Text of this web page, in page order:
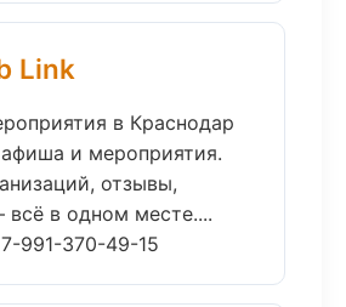
Link
в Краснодар
и мероприятия.
отзывы,
в одном месте....
991-370-49-15